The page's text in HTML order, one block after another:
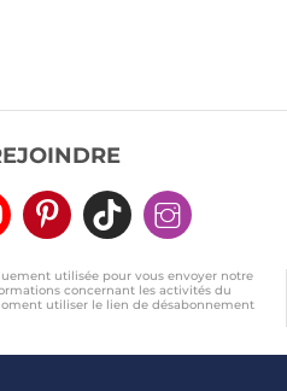
utilisée pour vous envoyer notre
concernant les activités du
utiliser le lien de désabonnement